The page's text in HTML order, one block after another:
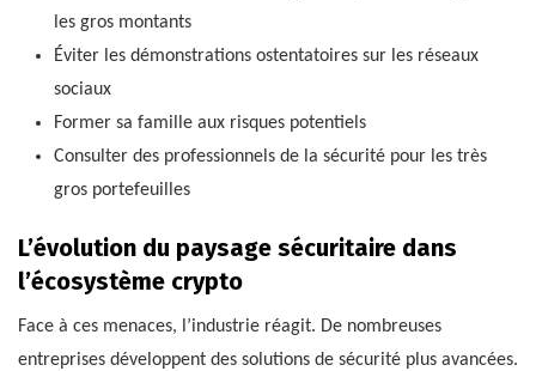
les gros montants
Éviter les démonstrations ostentatoires sur les réseaux
sociaux
Former sa famille aux risques potentiels
Consulter des professionnels de la sécurité pour les très
gros portefeuilles
L’évolution du paysage sécuritaire dans
l’écosystème crypto
Face à ces menaces, l’industrie réagit. De nombreuses
entreprises développent des solutions de sécurité plus avancées.